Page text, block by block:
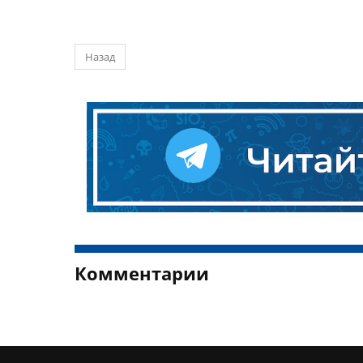
Назад
Комментарии